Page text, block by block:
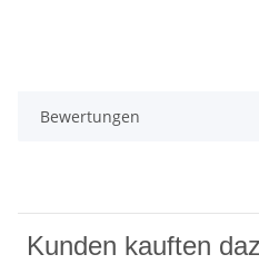
Bewertungen
Kunden kauften